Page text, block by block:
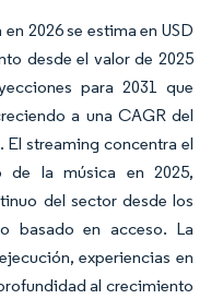
2026 se estima en USD
desde el valor de 2025
para 2031 que
a una CAGR del
El streaming concentra el
de la música en 2025,
del sector desde los
basado en acceso. La
experiencias en
al crecimiento